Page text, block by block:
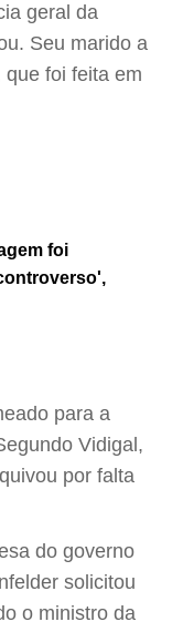
geral da
Seu marido a
foi feita em
foi
para a
Vidigal,
por falta
do governo
solicitou
o ministro da